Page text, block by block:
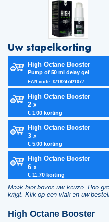
Uw stapelkorting
High Octane Booster
Pump of 50 ml delay gel
EAN code: 8718247421077
High Octane Booster
2 x
€ 1.00 korting
High Octane Booster
3 x
€ 5.00 korting
High Octane Booster
6 x
€ 11.70 korting
Maak hier boven uw keuze. Hoe
krijgt. Klik op een vlak en uw
High Octane Booster